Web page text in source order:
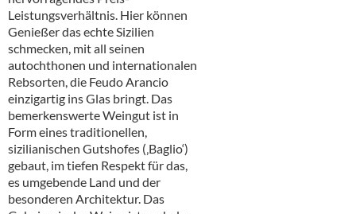
Leistungsverhältnis. Hier können
Genießer das echte Sizilien
schmecken, mit all seinen
autochthonen und internationalen
Rebsorten, die Feudo Arancio
einzigartig ins Glas bringt. Das
bemerkenswerte Weingut ist in
Form eines traditionellen,
sizilianischen Gutshofes (‚Baglio‘)
gebaut, im tiefen Respekt für das,
es umgebende Land und der
besonderen Architektur. Das